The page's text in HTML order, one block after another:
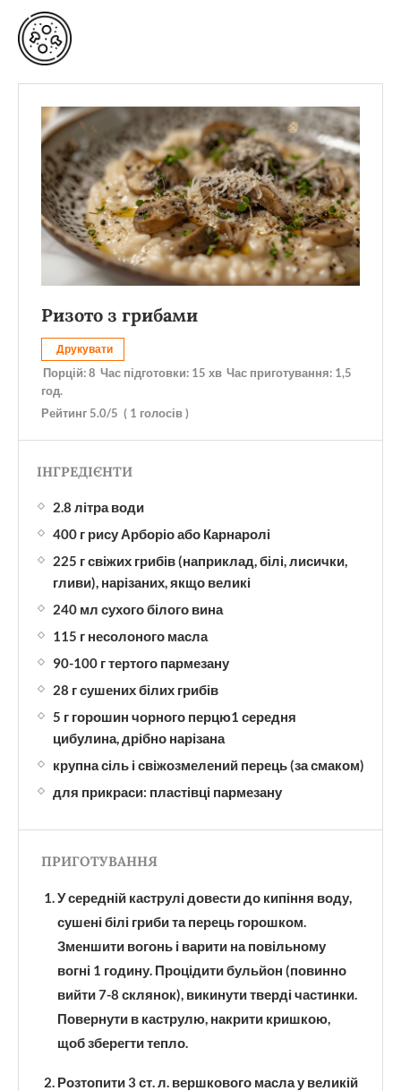
Ризото з грибами
Друкувати
Порцій:8 Час підготовки: 15 хв Час приготування: 1,5
год.
Рейтинг 5.0/5 ( 1 голосів )
ІНГРЕДІЄНТИ
2.8 літра води
400 г рису Арборіо або Карнаролі
225 г свіжих грибів (наприклад, білі, лисички,
гливи), нарізаних, якщо великі
240 мл сухого білого вина
115 г несолоного масла
90-100 г тертого пармезану
28 г сушених білих грибів
5 г горошин чорного перцю1 середня
цибулина, дрібно нарізана
крупна сіль і свіжозмелений перець (за смаком)
для прикраси: пластівці пармезану
ПРИГОТУВАННЯ
У середній каструлі довести до кипіння воду,
сушені білі гриби та перець горошком.
Зменшити вогонь і варити на повільному
вогні 1 годину. Процідити бульйон (повинно
вийти 7-8 склянок), викинути тверді частинки.
Повернути в каструлю, накрити кришкою,
щоб зберегти тепло.
Розтопити 3 ст. л. вершкового масла у великій